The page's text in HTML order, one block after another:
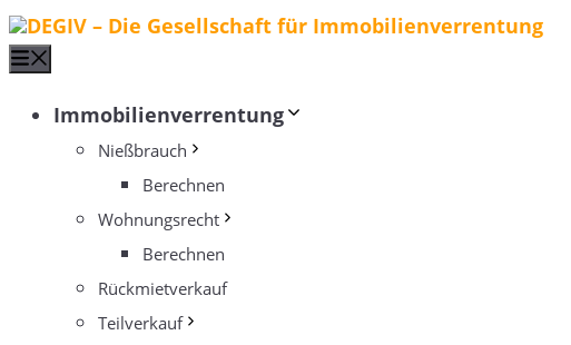
Zum
Inhalt
Immobilienverrentung
Nießbrauch
Berechnen
Wohnungsrecht
Berechnen
Rückmietverkauf
Teilverkauf